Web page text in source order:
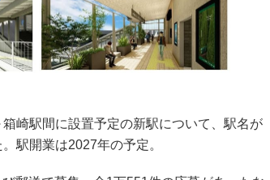
崎駅間に設置予定の新駅について、駅名が
駅開業は2027年の予定。